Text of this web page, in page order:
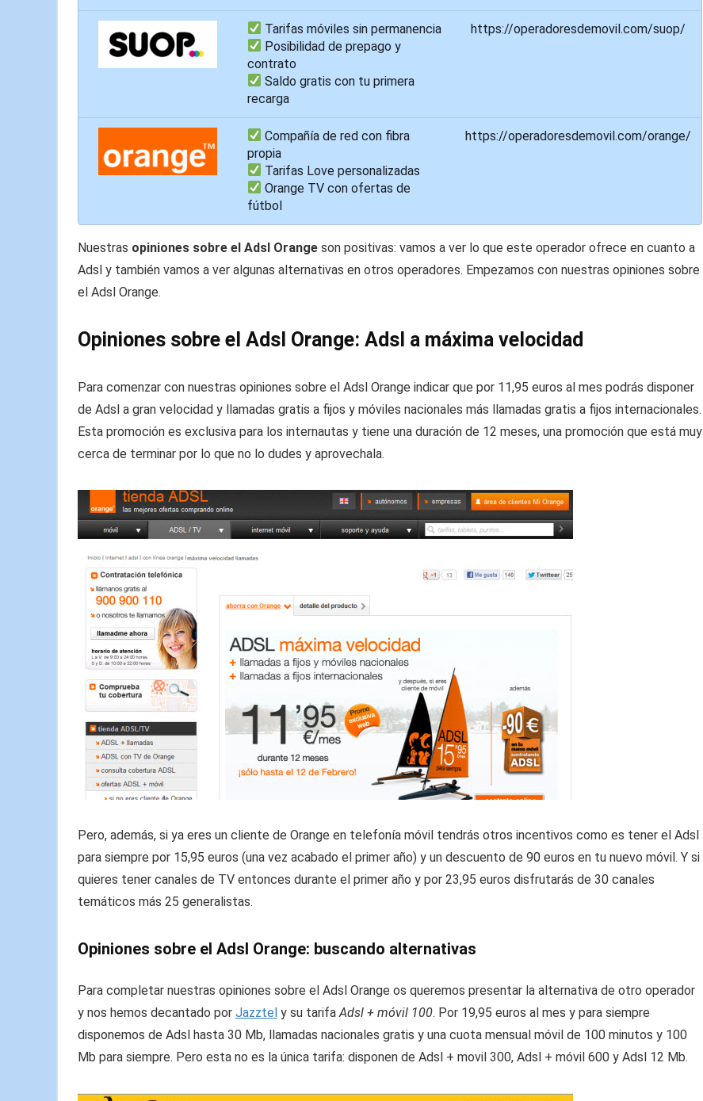
Tarifas móviles sin permanencia
Posibilidad de prepago y
contrato
Saldo gratis con tu primera
recarga
https://operadoresdemovil.com/suop/
Compañía de red con fibra
propia
Tarifas Love personalizadas
Orange TV con ofertas de
fútbol
https://operadoresdemovil.com/orange/
Nuestras opiniones sobre el Adsl Orange son positivas: vamos a ver lo que este operador ofrece en cuanto a
Adsl y también vamos a ver algunas alternativas en otros operadores. Empezamos con nuestras opiniones sobre
el Adsl Orange.
Opiniones sobre el Adsl Orange: Adsl a máxima velocidad
Para comenzar con nuestras opiniones sobre el Adsl Orange indicar que por 11,95 euros al mes podrás disponer
de Adsl a gran velocidad y llamadas gratis a fijos y móviles nacionales más llamadas gratis a fijos internacionales.
Esta promoción es exclusiva para los internautas y tiene una duración de 12 meses, una promoción que está muy
cerca de terminar por lo que no lo dudes y aprovechala.
Pero, además, si ya eres un cliente de Orange en telefonía móvil tendrás otros incentivos como es tener el Adsl
para siempre por 15,95 euros (una vez acabado el primer año) y un descuento de 90 euros en tu nuevo móvil. Y si
quieres tener canales de TV entonces durante el primer año y por 23,95 euros disfrutarás de 30 canales
temáticos más 25 generalistas.
Opiniones sobre el Adsl Orange: buscando alternativas
Para completar nuestras opiniones sobre el Adsl Orange os queremos presentar la alternativa de otro operador
y nos hemos decantado por Jazztel y su tarifa Adsl + móvil 100. Por 19,95 euros al mes y para siempre
disponemos de Adsl hasta 30 Mb, llamadas nacionales gratis y una cuota mensual móvil de 100 minutos y 100
Mb para siempre. Pero esta no es la única tarifa: disponen de Adsl + movil 300, Adsl + móvil 600 y Adsl 12 Mb.